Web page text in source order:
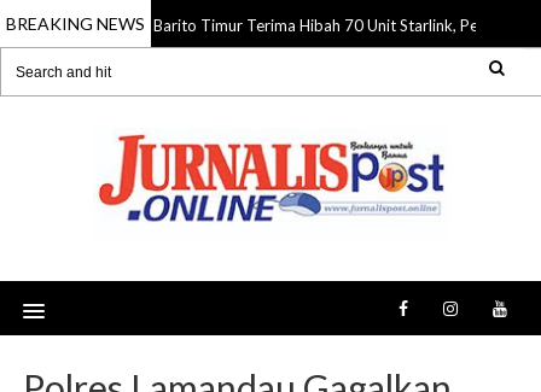
BREAKING NEWS
06 Aug 2026 Barito Timur Terima Hibah 70 Unit Starlink, Perkuat